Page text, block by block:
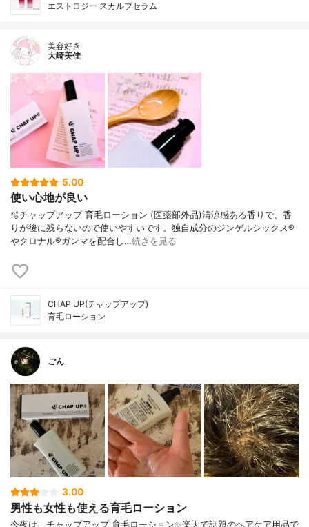
エストロジー スカルプセラム
美容好き
大崎美佳
5.00
使い心地が良い
🫧チャップアップ 育毛ローション (医薬部外品)清涼感ある香りで、香
りが後に残らないので使いやすいです。独自成分のジンゲルシックス®
やクロナル®ガンマを配合し…続きを見る
CHAP UP(チャップアップ)
育毛ローション
ごん
3.00
男性も女性も使える育毛ローション
今夜は、チャップアップ 育毛ローション✨楽天で話題のヘアケア用品で